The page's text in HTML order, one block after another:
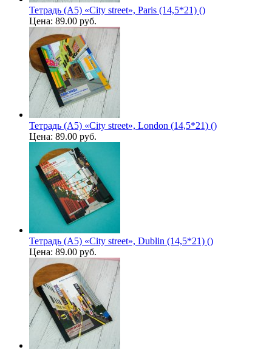
Тетрадь (A5) «City street», Paris (14,5*21) ()
Цена: 89.00 руб.
Тетрадь (A5) «City street», London (14,5*21) ()
Цена: 89.00 руб.
Тетрадь (A5) «City street», Dublin (14,5*21) ()
Цена: 89.00 руб.